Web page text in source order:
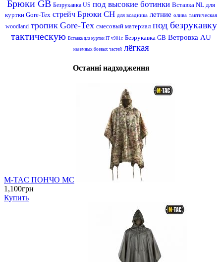
Брюки GB Безрукавка US под высокие ботинки Вставка NL для
куртки Gore-Tex стрейч Брюки CH для всадника летние олива тактическая
woodland тропик Gore-Tex смесовый материал под безрукавку
тактическую Вставка для куртки IT v901c Безрукавка GB Ветровка AU
наземных боевых частей лёгкая
Останні надходження
M-TAC ПОНЧО MC
1,100грн
Купить